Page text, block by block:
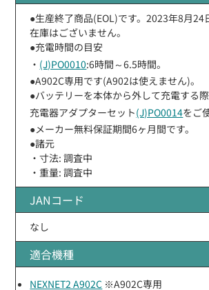
●生産終了商品(EOL)です。2023年8月24
在庫はございません。
●充電時間の目安
・ (J)PO0010:6時間～6.5時間。
●A902C専用です(A902は使えません)。
●バッテリーを本体から外して充電する
充電器アダプターセット(J)PO0014をご
●メーカー無料保証期間6ヶ月間です。
●諸元
・寸法: 調査中
・重量: 調査中
JANコード
なし
適合機種
NEXNET2 A902C ※A902C専用